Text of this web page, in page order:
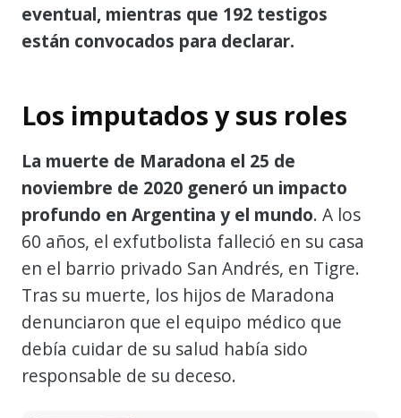
eventual, mientras que 192 testigos
están convocados para declarar.
Los imputados y sus roles
La muerte de Maradona el 25 de
noviembre de 2020 generó un impacto
profundo en Argentina y el mundo. A los
60 años, el exfutbolista falleció en su casa
en el barrio privado San Andrés, en Tigre.
Tras su muerte, los hijos de Maradona
denunciaron que el equipo médico que
debía cuidar de su salud había sido
responsable de su deceso.